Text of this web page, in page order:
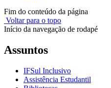
Fim do conteúdo da página
Voltar para o topo
Início da navegação de rodapé
Assuntos
IFSul Inclusivo
Assistência Estudantil